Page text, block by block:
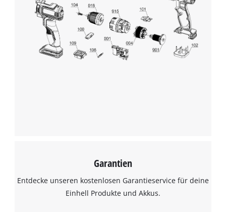
Garantien
Entdecke unseren kostenlosen Garantieservice für deine
Einhell Produkte und Akkus.